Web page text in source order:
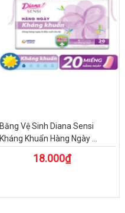
Băng Vệ Sinh Diana Sensi
Kháng Khuẩn Hàng Ngày ...
18.000₫